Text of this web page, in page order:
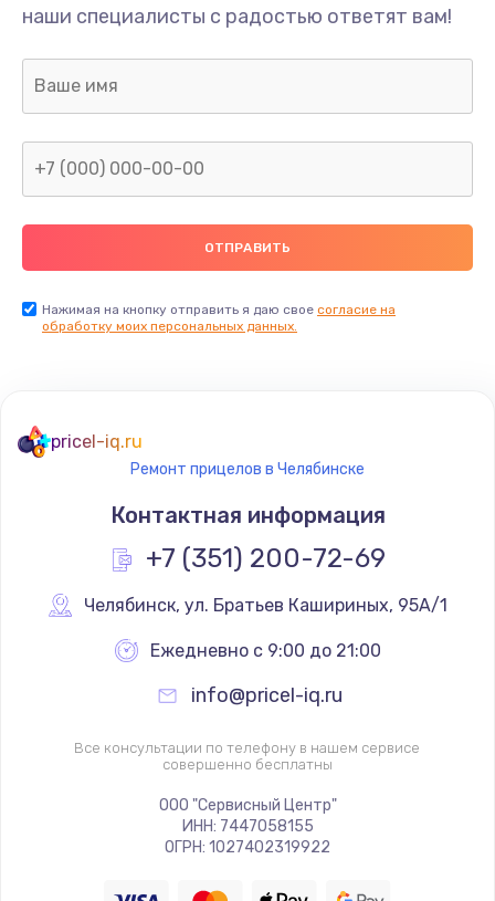
наши специалисты с радостью ответят вам!
Нажимая на кнопку отправить я даю свое согласие на
обработку моих персональных данных.
pricel-iq.ru
Ремонт прицелов в Челябинске
Контактная информация
+7 (351) 200-72-69
Челябинск, ул. Братьев Кашириных, 95А/1
Ежедневно с 9:00 до 21:00
info@pricel-iq.ru
Все консультации по телефону в нашем сервисе
совершенно бесплатны
ООО "Сервисный Центр"
ИНН: 7447058155
ОГРН: 1027402319922